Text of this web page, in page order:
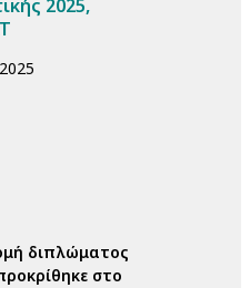
2025,
διπλώματος
στο